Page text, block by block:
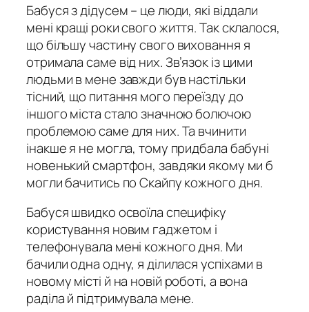
Бабуся з дідусем – це люди, які віддали
мені кращі роки свого життя. Так склалося,
що більшу частину свого виховання я
отримала саме від них. Зв’язок із цими
людьми в мене завжди був настільки
тісний, що питання мого переїзду до
іншого міста стало значною болючою
проблемою саме для них. Та вчинити
інакше я не могла, тому придбала бабуні
новенький смартфон, завдяки якому ми б
могли бачитись по Скайпу кожного дня.
Бабуся швидко освоїла специфіку
користування новим гаджетом і
телефонувала мені кожного дня. Ми
бачили одна одну, я ділилася успіхами в
новому місті й на новій роботі, а вона
раділа й підтримувала мене.